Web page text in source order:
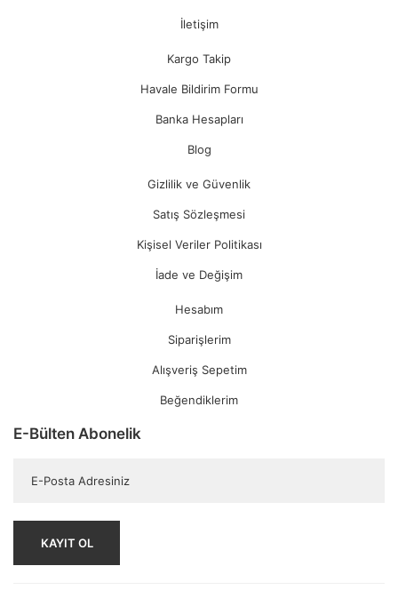
İletişim
Kargo Takip
Havale Bildirim Formu
Banka Hesapları
Blog
Gizlilik ve Güvenlik
Satış Sözleşmesi
Kişisel Veriler Politikası
İade ve Değişim
Hesabım
Siparişlerim
Alışveriş Sepetim
Beğendiklerim
E-Bülten Abonelik
KAYIT OL